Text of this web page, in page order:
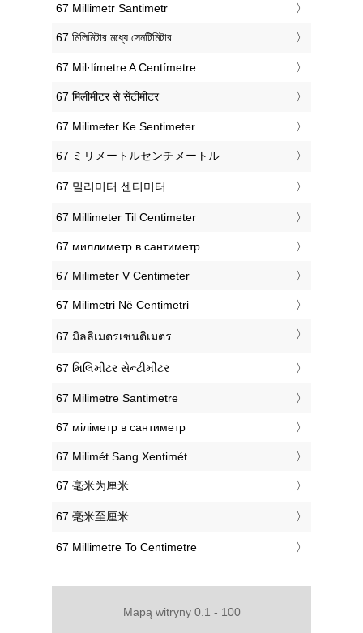
‎67 Millimetr Santimetr
‎67 মিলিমিটার মধ্যে সেনটিমিটার
‎67 Mil·límetre A Centímetre
‎67 मिलीमीटर से सेंटीमीटर
‎67 Milimeter Ke Sentimeter
‎67 ミリメートルセンチメートル
‎67 밀리미터 센티미터
‎67 Millimeter Til Centimeter
‎67 миллиметр в сантиметр
‎67 Milimeter V Centimeter
‎67 Milimetri Në Centimetri
‎67 มิลลิเมตรเซนติเมตร
‎67 મિલિમીટર સેન્ટીમીટર
‎67 Milimetre Santimetre
‎67 міліметр в сантиметр
‎67 Milimét Sang Xentimét
‎67 毫米为厘米
‎67 毫米至厘米
‎67 Millimetre To Centimetre
Mapą witryny 0.1 - 100